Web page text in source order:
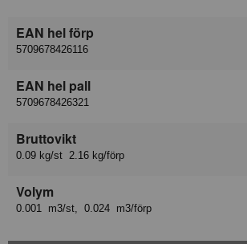
EAN hel förp
5709678426116
EAN hel pall
5709678426321
Bruttovikt
0.09 kg/st 2.16 kg/förp
Volym
0.001 m3/st, 0.024 m3/förp